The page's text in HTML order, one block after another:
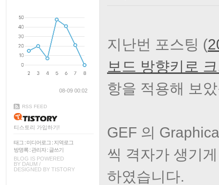
08-09 00:02
RSS FEED
티스토리 가입하기!
태그 : 미디어로그 : 지역로그
방명록 : 관리자: 글쓰기
BLOG IS POWERED
BY DAUM /
DESIGNED BY TISTORY
지난번 포스팅 (
보드 방향키로
항을 적용해 보
GEF 의
씩 격자가 생기
하였습니다.